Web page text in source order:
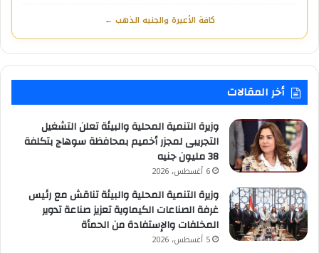
كافة الأعيرة والجنيه الذهب ←
أخر المقالات
وزيرة التنمية المحلية والبيئة تعلن التشغيل
التجريبى لمجزر أخميم بمحافظة سوهاج بتكلفة
38 مليون جنيه
6 أغسطس، 2026
وزيرة التنمية المحلية والبيئة تناقش مع رئيس
غرفة الصناعات الكيماوية تعزيز صناعة تدوير
المخلفات والإستفادة من الحمأة
5 أغسطس، 2026